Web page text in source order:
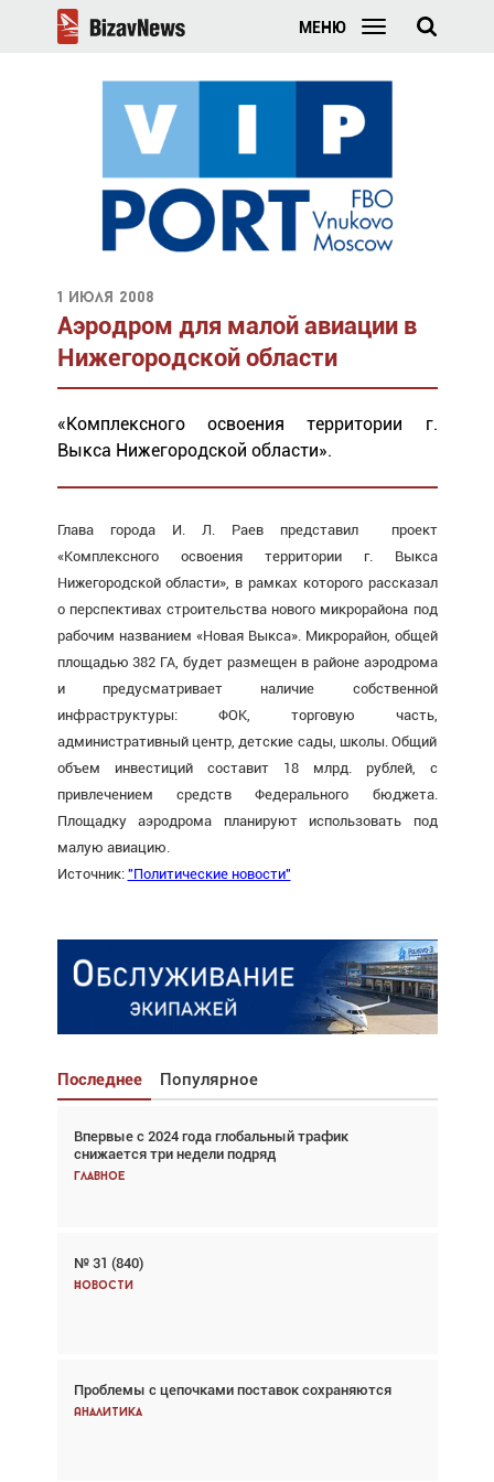
МЕНЮ
1 июля 2008
Аэродром для малой авиации в
Нижегородской области
«Комплексного освоения территории г.
Выкса Нижегородской области».
Глава города И. Л. Раев представил проект
«Комплексного освоения территории г. Выкса
Нижегородской области», в рамках которого рассказал
о перспективах строительства нового микрорайона под
рабочим названием «Новая Выкса». Микрорайон, общей
площадью 382 ГА, будет размещен в районе аэродрома
и предусматривает наличие собственной
инфраструктуры: ФОК, торговую часть,
административный центр, детские сады, школы. Общий
объем инвестиций составит 18 млрд. рублей, с
привлечением средств Федерального бюджета.
Площадку аэродрома планируют использовать под
малую авиацию.
Источник: "Политические новости"
Последнее Популярное
Впервые с 2024 года глобальный трафик
снижается три недели подряд
Главное
№ 31 (840)
Новости
Проблемы с цепочками поставок сохраняются
Аналитика
Взгляд с высоты: тандем вертолётов и БПЛА в
спасательных операциях
Главное
Авиационный фотограф Дэйв Кох: «Фотография
говорит сама за себя... а ИИ всё портит»
Впервые с 2024 года глобальный трафик
снижается три недели подряд